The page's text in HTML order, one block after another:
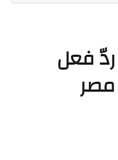
فعل
مصر